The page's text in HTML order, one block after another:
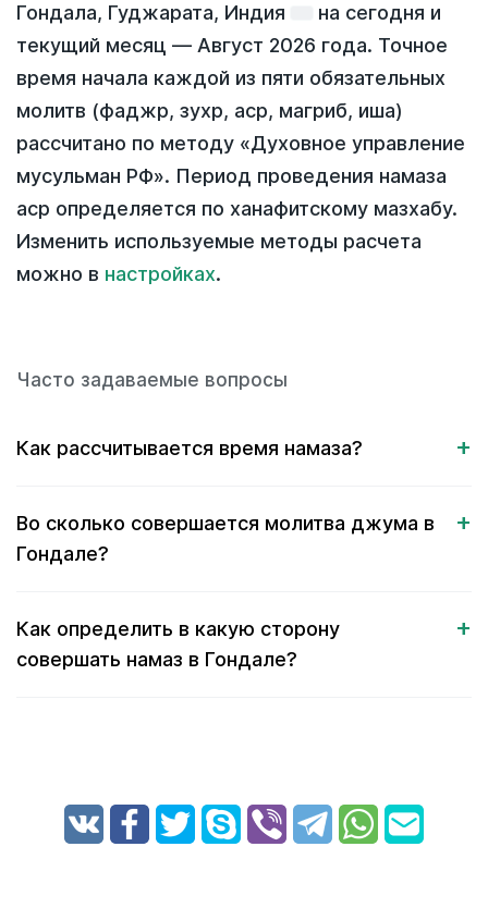
Гондала, Гуджарата, Индия
на сегодня и
текущий месяц — Август 2026 года. Точное
время начала каждой из пяти обязательных
молитв (фаджр, зухр, аср, магриб, иша)
рассчитано по методу «Духовное управление
мусульман РФ». Период проведения намаза
аср определяется по ханафитскому мазхабу.
Изменить используемые методы расчета
можно в настройках.
Часто задаваемые вопросы
Как рассчитывается время намаза?
Во сколько совершается молитва джума в
Гондале?
Как определить в какую сторону
совершать намаз в Гондале?